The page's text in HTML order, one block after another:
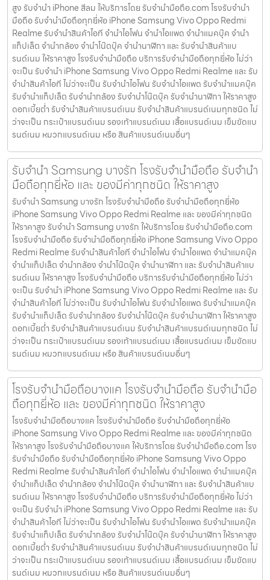
สูง รับจำนำ iPhone สีลม ให้บริการโดย รับจํานํามือถือ.com โรงรับจำนำ
มือถือ รับจำนำมือถือทุกยี่ห้อ iPhone Samsung Vivo Oppo Redmi
Realme รับจำนำสินค้าไอที จำนำไอโฟน จำนำไอแพด จำนำแมคบุ๊ค จำนำ
แท็ปเล็ต จำนำกล้อง จำนำโน๊ตบุ๊ค จำนำนาฬิกา และ รับจำนำสินค้าแบ
รนด์เนม ให้ราคาสูง โรงรับจำนำมือถือ บริการรับจำนำมือถือทุกยี่ห้อ ไม่ว่า
จะเป็น รับจำนำ iPhone Samsung Vivo Oppo Redmi Realme และ รับ
จำนำสินค้าไอที ไม่ว่าจะเป็น รับจำนำไอโฟน รับจำนำไอแพด รับจำนำแมคบุ๊ค
รับจำนำแท็ปเล็ต รับจำนำกล้อง รับจำนำโน๊ตบุ๊ค รับจำนำนาฬิกา ให้ราคาสูง
ดอกเบี้ยต่ำ รับจำนำสินค้าแบรนด์เนม รับจำนำสินค้าแบรนด์เนมทุกชนิด ไม่
ว่าจะเป็น กระเป๋าแบรนด์เนม รองเท้าแบรนด์เนม เสื้อแบรนด์เนม เข็มขัดแบ
รนด์เนม หมวกแบรนด์เนม หรือ สินค้าแบรนด์เนมอื่นๆ
รับจำนำ Samsung บางรัก โรงรับจำนำมือถือ รับจำนำ
มือถือทุกยี่ห้อ และ ของมีค่าทุกชนิด ให้ราคาสูง
รับจำนำ Samsung บางรัก โรงรับจำนำมือถือ รับจำนำมือถือทุกยี่ห้อ
iPhone Samsung Vivo Oppo Redmi Realme และ ของมีค่าทุกชนิด
ให้ราคาสูง รับจำนำ Samsung บางรัก ให้บริการโดย รับจํานํามือถือ.com
โรงรับจำนำมือถือ รับจำนำมือถือทุกยี่ห้อ iPhone Samsung Vivo Oppo
Redmi Realme รับจำนำสินค้าไอที จำนำไอโฟน จำนำไอแพด จำนำแมคบุ๊ค
จำนำแท็ปเล็ต จำนำกล้อง จำนำโน๊ตบุ๊ค จำนำนาฬิกา และ รับจำนำสินค้าแบ
รนด์เนม ให้ราคาสูง โรงรับจำนำมือถือ บริการรับจำนำมือถือทุกยี่ห้อ ไม่ว่า
จะเป็น รับจำนำ iPhone Samsung Vivo Oppo Redmi Realme และ รับ
จำนำสินค้าไอที ไม่ว่าจะเป็น รับจำนำไอโฟน รับจำนำไอแพด รับจำนำแมคบุ๊ค
รับจำนำแท็ปเล็ต รับจำนำกล้อง รับจำนำโน๊ตบุ๊ค รับจำนำนาฬิกา ให้ราคาสูง
ดอกเบี้ยต่ำ รับจำนำสินค้าแบรนด์เนม รับจำนำสินค้าแบรนด์เนมทุกชนิด ไม่
ว่าจะเป็น กระเป๋าแบรนด์เนม รองเท้าแบรนด์เนม เสื้อแบรนด์เนม เข็มขัดแบ
รนด์เนม หมวกแบรนด์เนม หรือ สินค้าแบรนด์เนมอื่นๆ
โรงรับจำนำมือถือบางแค โรงรับจำนำมือถือ รับจำนำมือ
ถือทุกยี่ห้อ และ ของมีค่าทุกชนิด ให้ราคาสูง
โรงรับจำนำมือถือบางแค โรงรับจำนำมือถือ รับจำนำมือถือทุกยี่ห้อ
iPhone Samsung Vivo Oppo Redmi Realme และ ของมีค่าทุกชนิด
ให้ราคาสูง โรงรับจำนำมือถือบางแค ให้บริการโดย รับจํานํามือถือ.com โรง
รับจำนำมือถือ รับจำนำมือถือทุกยี่ห้อ iPhone Samsung Vivo Oppo
Redmi Realme รับจำนำสินค้าไอที จำนำไอโฟน จำนำไอแพด จำนำแมคบุ๊ค
จำนำแท็ปเล็ต จำนำกล้อง จำนำโน๊ตบุ๊ค จำนำนาฬิกา และ รับจำนำสินค้าแบ
รนด์เนม ให้ราคาสูง โรงรับจำนำมือถือ บริการรับจำนำมือถือทุกยี่ห้อ ไม่ว่า
จะเป็น รับจำนำ iPhone Samsung Vivo Oppo Redmi Realme และ รับ
จำนำสินค้าไอที ไม่ว่าจะเป็น รับจำนำไอโฟน รับจำนำไอแพด รับจำนำแมคบุ๊ค
รับจำนำแท็ปเล็ต รับจำนำกล้อง รับจำนำโน๊ตบุ๊ค รับจำนำนาฬิกา ให้ราคาสูง
ดอกเบี้ยต่ำ รับจำนำสินค้าแบรนด์เนม รับจำนำสินค้าแบรนด์เนมทุกชนิด ไม่
ว่าจะเป็น กระเป๋าแบรนด์เนม รองเท้าแบรนด์เนม เสื้อแบรนด์เนม เข็มขัดแบ
รนด์เนม หมวกแบรนด์เนม หรือ สินค้าแบรนด์เนมอื่นๆ